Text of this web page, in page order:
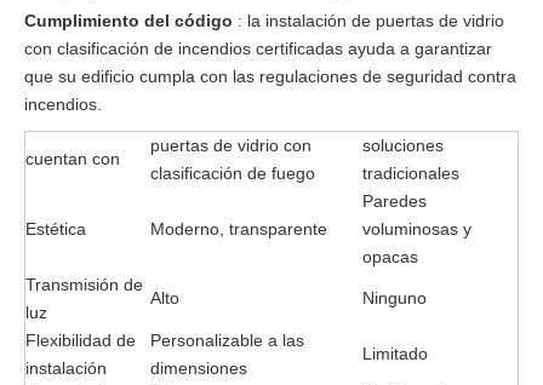
Cumplimiento del código : la instalación de puertas de vidrio
con clasificación de incendios certificadas ayuda a garantizar
que su edificio cumpla con las regulaciones de seguridad contra
incendios.
cuentan con
puertas de vidrio con
clasificación de fuego
soluciones
tradicionales
Estética Moderno, transparente
Paredes
voluminosas y
opacas
Transmisión de
luz
Alto Ninguno
Flexibilidad de
instalación
Personalizable a las
dimensiones
Limitado